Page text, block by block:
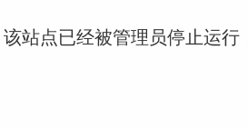
站点已经被管理员停止运